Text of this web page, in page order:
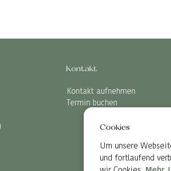
Kontakt
Kontakt aufnehmen
Termin buchen
Cookies
Um unsere
und fortlaufend